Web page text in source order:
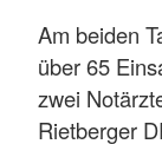
Am beiden
über 65
zwei
Rietberger